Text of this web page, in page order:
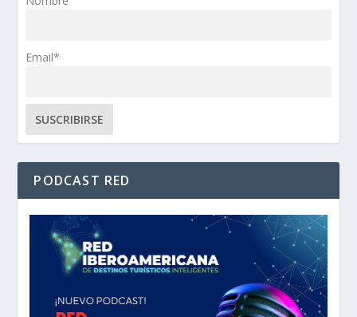
Email*
PODCAST RED